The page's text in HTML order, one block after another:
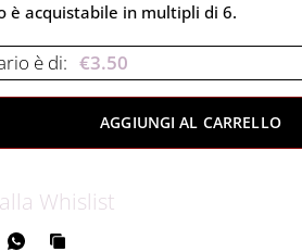
è acquistabile in multipli di 6.
è di: €3.50
AGGIUNGI AL CARRELLO
Whislist